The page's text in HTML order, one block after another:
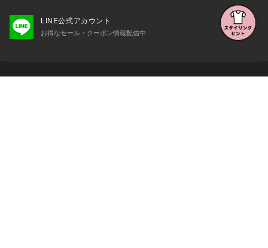
LINE公式アカウント
お得なセール・クーポン情報配信中